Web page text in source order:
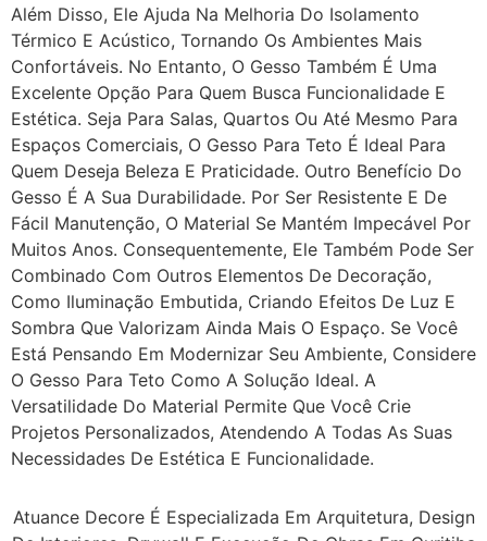
Além Disso, Ele Ajuda Na Melhoria Do Isolamento
Térmico E Acústico, Tornando Os Ambientes Mais
Confortáveis. No Entanto, O Gesso Também É Uma
Excelente Opção Para Quem Busca Funcionalidade E
Estética. Seja Para Salas, Quartos Ou Até Mesmo Para
Espaços Comerciais, O Gesso Para Teto É Ideal Para
Quem Deseja Beleza E Praticidade. Outro Benefício Do
Gesso É A Sua Durabilidade. Por Ser Resistente E De
Fácil Manutenção, O Material Se Mantém Impecável Por
Muitos Anos. Consequentemente, Ele Também Pode Ser
Combinado Com Outros Elementos De Decoração,
Como Iluminação Embutida, Criando Efeitos De Luz E
Sombra Que Valorizam Ainda Mais O Espaço. Se Você
Está Pensando Em Modernizar Seu Ambiente, Considere
O Gesso Para Teto Como A Solução Ideal. A
Versatilidade Do Material Permite Que Você Crie
Projetos Personalizados, Atendendo A Todas As Suas
Necessidades De Estética E Funcionalidade.
Atuance Decore É Especializada Em Arquitetura, Design